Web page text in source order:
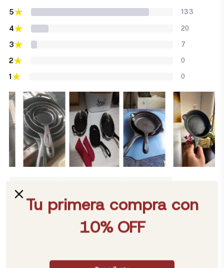
5★ 133
4★ 20
3★ 7
2★ 0
1★ 0
Sartenes Buen Calidad Encantó
Expectativas
Reviews por Whatsapp by